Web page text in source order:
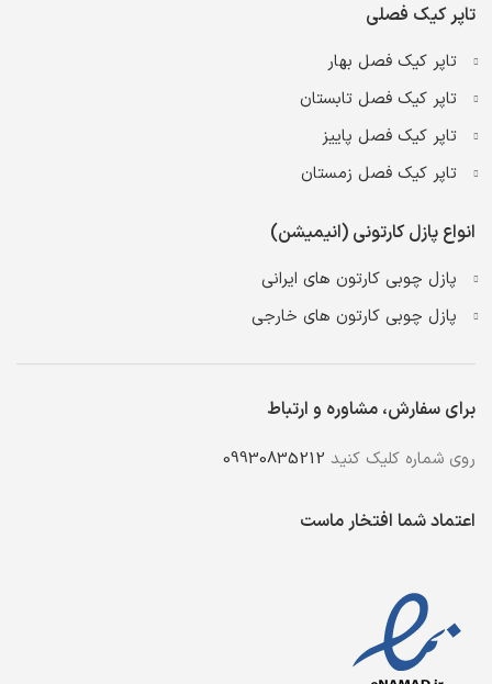
تاپر کیک فصلی
تاپر کیک فصل بهار
تاپر کیک فصل تابستان
تاپر کیک فصل پاییز
تاپر کیک فصل زمستان
انواع پازل کارتونی (انیمیشن)
پازل چوبی کارتون های ایرانی
پازل چوبی کارتون های خارجی
برای سفارش، مشاوره و ارتباط
روی شماره کلیک کنید 09930835212
اعتماد شما افتخار ماست